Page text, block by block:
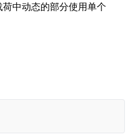
中动态的部分使用单个